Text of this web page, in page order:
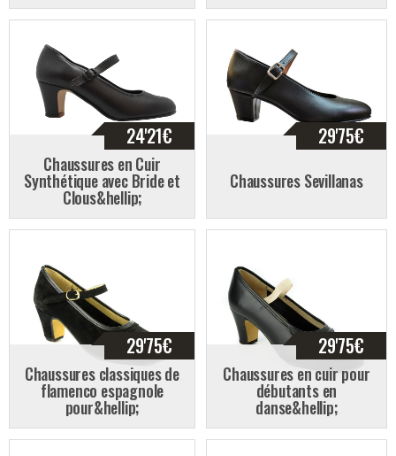
24'21€
Chaussures en Cuir
Synthétique avec Bride et
Clous&hellip;
29'75€
Chaussures Sevillanas
29'75€
Chaussures classiques de
flamenco espagnole
pour&hellip;
29'75€
Chaussures en cuir pour
débutants en
danse&hellip;